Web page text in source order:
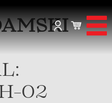
02